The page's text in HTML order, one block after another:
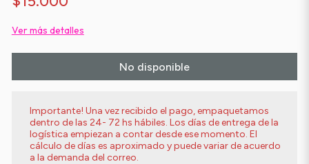
Ver más detalles
No disponible
Importante! Una vez recibido el pago, empaquetamos
dentro de las 24- 72 hs hábiles. Los días de entrega de la
logística empiezan a contar desde ese momento. El
cálculo de días es aproximado y puede variar de acuerdo
a la demanda del correo.